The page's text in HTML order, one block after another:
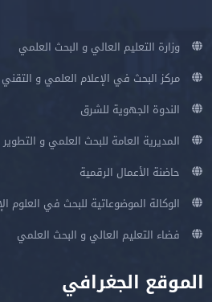
وزارة التعليم العالي و البحث العلمي
مركز البحث في الإعلام العلمي و التقني
الندوة الجهوية للشرق
المديرية العامة للبحث العلمي و
حاضنة الأعمال الرقمية
الوكالة الموضوعاتية للبحث في العلوم
فضاء التعليم العالي و البحث العلمي
الموقع الجغرافي